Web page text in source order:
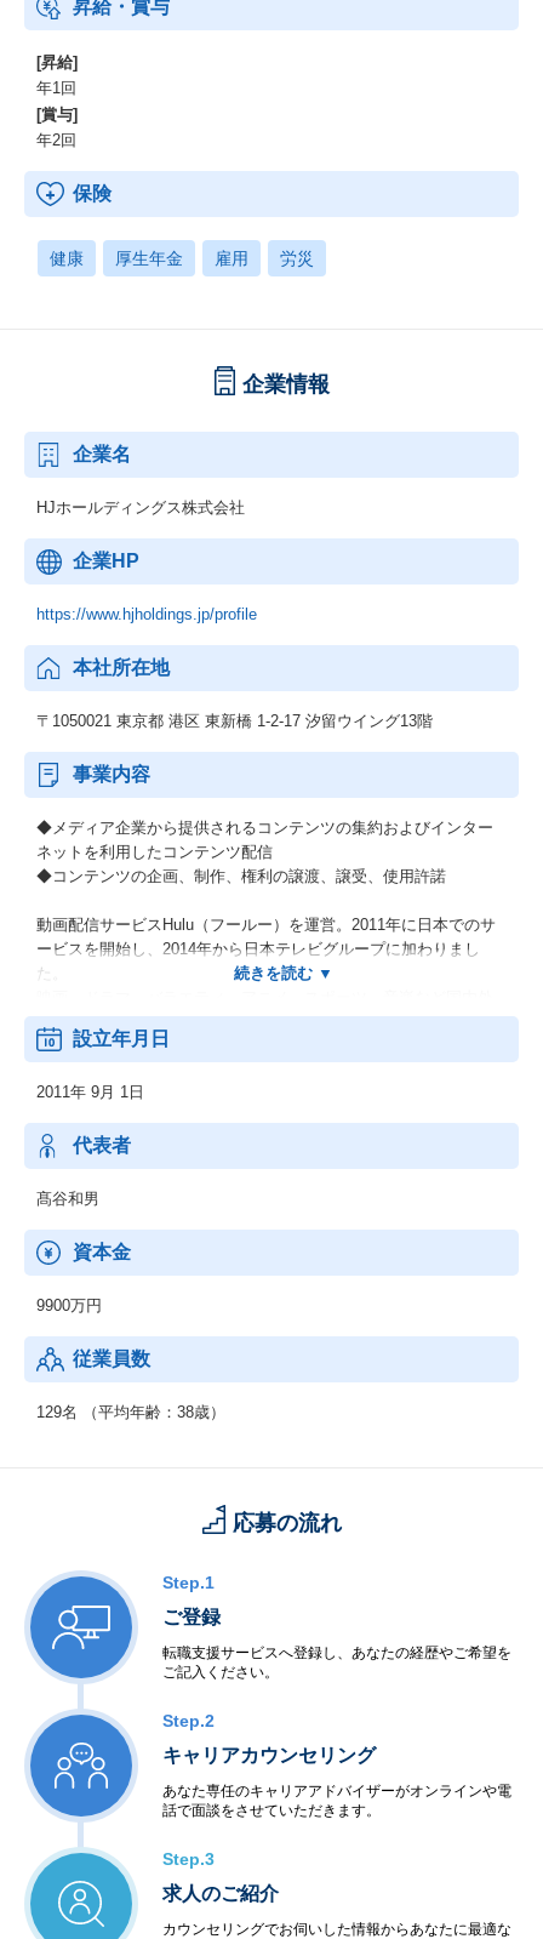
昇給・賞与
[昇給]
年1回
[賞与]
年2回
保険
健康 厚生年金 雇用 労災
企業情報
企業名
HJホールディングス株式会社
企業HP
https://www.hjholdings.jp/profile
本社所在地
〒1050021 東京都 港区 東新橋 1-2-17 汐留ウイング13階
事業内容
◆メディア企業から提供されるコンテンツの集約およびインター
ネットを利用したコンテンツ配信
◆コンテンツの企画、制作、権利の譲渡、譲受、使用許諾
動画配信サービスHulu（フールー）を運営。2011年に日本でのサ
ービスを開始し、2014年から日本テレビグループに加わりまし
た。
の作品が充実しており、100,000本以上のコンテンツを配信してい
る動画配信サービスのリーディングカンパニーです。
設立年月日
2011年 9月 1日
代表者
髙谷和男
資本金
9900万円
従業員数
129名 （平均年齢：38歳）
応募の流れ
Step.1
ご登録
転職支援サービスへ登録し、あなたの経歴やご希望を
ご記入ください。
Step.2
キャリアカウンセリング
あなた専任のキャリアアドバイザーがオンラインや電
話で面談をさせていただきます。
Step.3
求人のご紹介
カウンセリングでお伺いした情報からあなたに最適な